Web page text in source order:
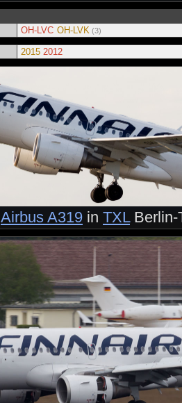
OH-LVC OH-LVK 3
2015 2012
Airbus A319 in TXLBerlin-